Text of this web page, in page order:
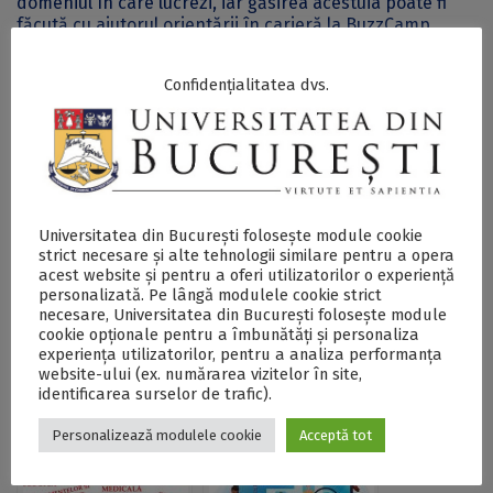
făcută cu ajutorul orientării în carieră la BuzzCamp.
Participarea la eveniment este gratuită, dar este
necesară înscrierea în prealabil, prin completarea
acestuiformular.
Postări Asemănătoare:
„Cu cât te implici
mai mult, cu atât
primeşti mai mult”,
univ. dr. Doru
„Suntem mai
orientali decât ne
place să o
confluența cu
Confidențialitatea dvs.
Universitatea din București folosește module cookie
strict necesare și alte tehnologii similare pentru a opera
acest website și pentru a oferi utilizatorilor o experiență
personalizată. Pe lângă modulele cookie strict
necesare, Universitatea din București folosește module
cookie opționale pentru a îmbunătăți și personaliza
experiența utilizatorilor, pentru a analiza performanța
website-ului (ex. numărarea vizitelor în site,
identificarea surselor de trafic).
Personalizează modulele cookie Acceptă tot